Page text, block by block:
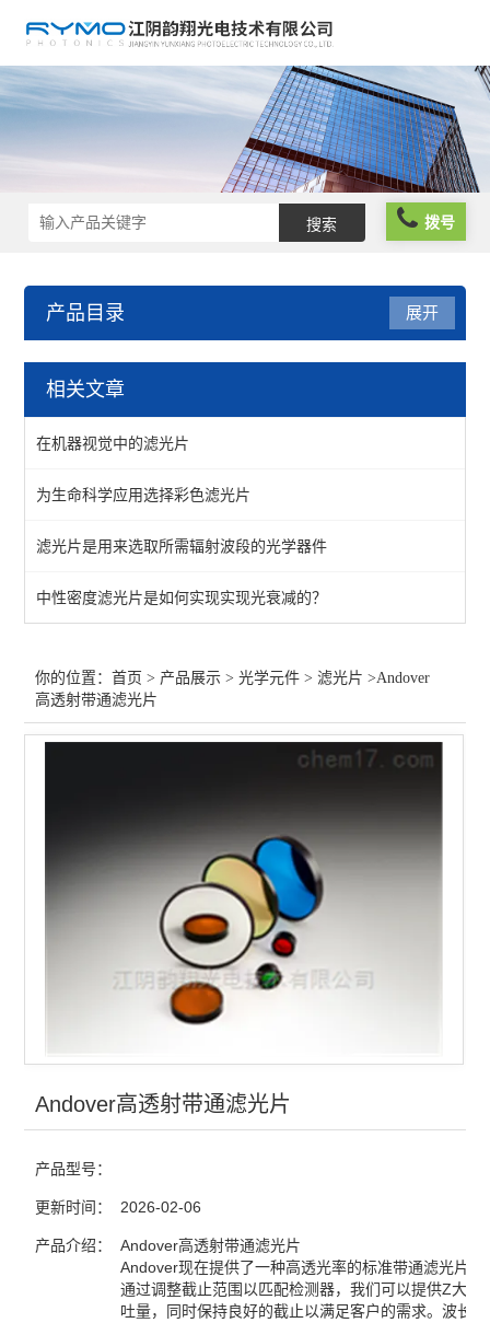
拨号
产品目录
光学元件
过滤片
合束镜
窗口片
棱镜
展开
相关文章
在机器视觉中的滤光片
为生命科学应用选择彩色滤光片
滤光片是用来选取所需辐射波段的光学器件
中性密度滤光片是如何实现实现光衰减的？
你的位置：首页 > 产品展示 >光学元件 >滤光片 >Andover
高透射带通滤光片
Andover高透射带通滤光片
产品型号：
更新时间： 2026-02-06
产品介绍：
Andover高透射带通滤光片
Andover现在提供了一种高透光率的标准带通滤光片的
通过调整截止范围以匹配检测器，我们可以提供Z大可
吐量，同时保持良好的截止以满足客户的需求。波长